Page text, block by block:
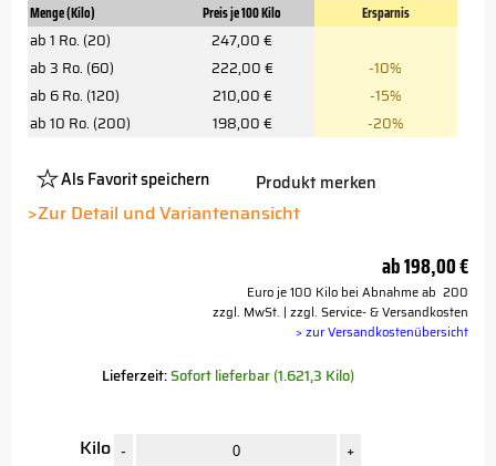
Menge (Kilo) Preis je 100 Kilo
Ersparnis
ab 1 Ro. (20)
247,00 €
ab 3 Ro. (60)
222,00 €
-10%
ab 6 Ro. (120)
210,00 €
-15%
ab 10 Ro. (200)
198,00 € -20%
Als Favorit speichern
Platzhalter
Button
Produkt merken
>Zur Detail und Variantenansicht
ab198,00 €
Euro je 100 Kilo bei Abnahme ab 200
zzgl. MwSt. | zzgl. Service- & Versandkosten
> zur Versandkostenübersicht
Lieferzeit:Sofort lieferbar (1.621,3 Kilo)
Kilo - +